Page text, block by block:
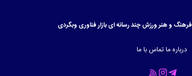
فرهنگ و هنرورزشچند رسانه ایبازارفناوری وبگردی
درباره ماتماس با ما